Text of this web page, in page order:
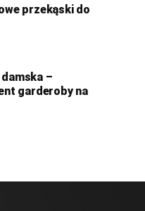
przekąski do
–
garderoby na